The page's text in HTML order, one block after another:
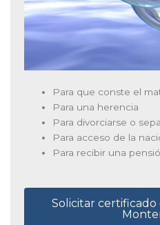
Para que conste el
Para una herencia
Para divorciarse o
Para acceso de la
Para recibir una
Solicitar